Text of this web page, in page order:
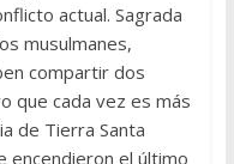
actual. Sagrada
musulmanes,
compartir dos
que cada vez es más
de Tierra Santa
encendieron el último